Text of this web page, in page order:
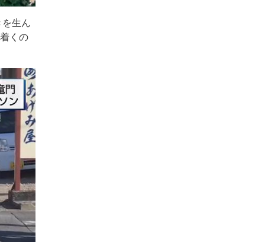
生ん
くの